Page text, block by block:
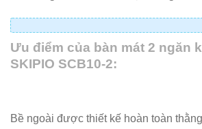
Ưu điểm của bàn mát 2 ngăn
SKIPIO SCB10-2:
Bề ngoài được thiết kế hoàn toàn